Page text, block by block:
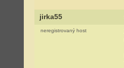
jirka55
neregistrovaný host